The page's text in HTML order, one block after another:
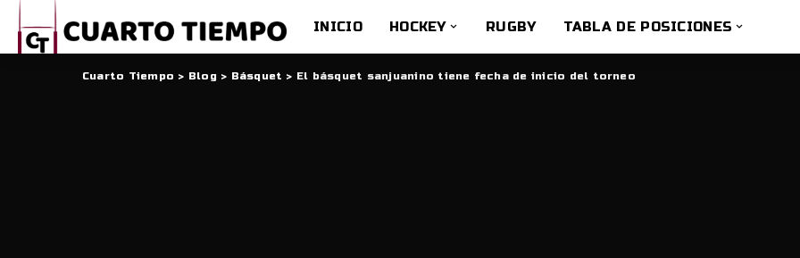
INICIO HOCKEY RUGBY TABLA DE POSICIONES
Cuarto Tiempo > Blog> Básquet > El básquet sanjuanino tiene fecha de inicio del torneo